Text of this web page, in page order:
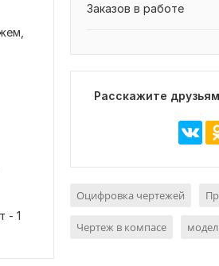
- 1
Заказов в работе
Расскажите
Оцифровка чертежей
Чертеж в компасе